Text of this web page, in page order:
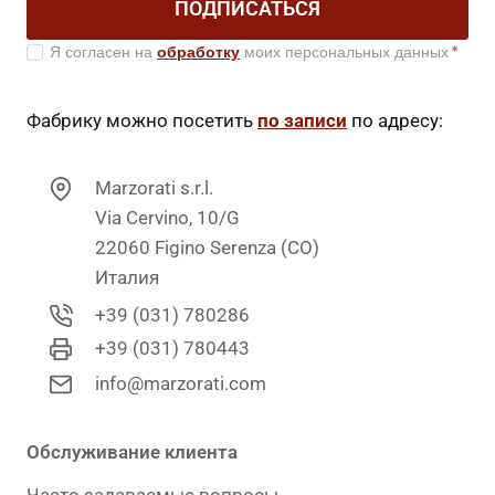
ПОДПИСАТЬСЯ
Я согласен наобработку моих персональных данных*
Фабрику можно посетить по записи по адресу:
Marzorati s.r.l.
Via Cervino, 10/G
22060 Figino Serenza (CO)
Италия
+39 (031) 780286
+39 (031) 780443
info@marzorati.com
Обслуживание клиента